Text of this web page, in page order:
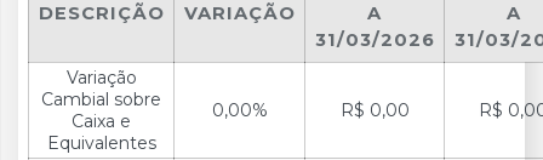
DESCRIÇÃO VARIAÇÃO
A
31/03/2026
A
31/03/
Variação
Cambial sobre
Caixa e
Equivalentes
0,00% R$ 0,00 R$